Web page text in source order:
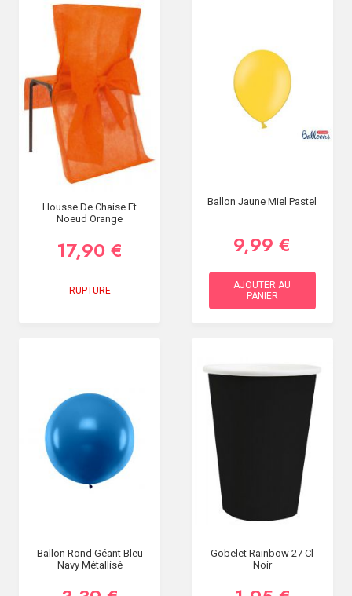
Housse De Chaise Et
Noeud Orange
17,90 €
RUPTURE
Ballon Jaune Miel Pastel
9,99 €
AJOUTER AU
PANIER
Ballon Rond Géant Bleu
Navy Métallisé
Gobelet Rainbow 27 Cl
Noir